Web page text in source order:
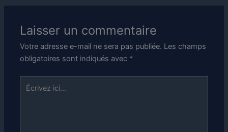
Laisser un commentaire
Votre adresse e-mail ne sera pas publiée. Les champs
obligatoires sont indiqués avec *
Écrivez
ici…